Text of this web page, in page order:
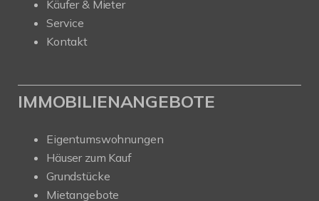
Käufer & Mieter
Service
Kontakt
IMMOBILIENANGEBOTE
Eigentumswohnungen
Häuser zum Kauf
Grundstücke
Mietangebote